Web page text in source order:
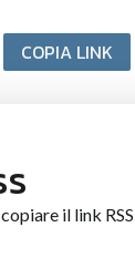
COPIA LINK
il link RSS